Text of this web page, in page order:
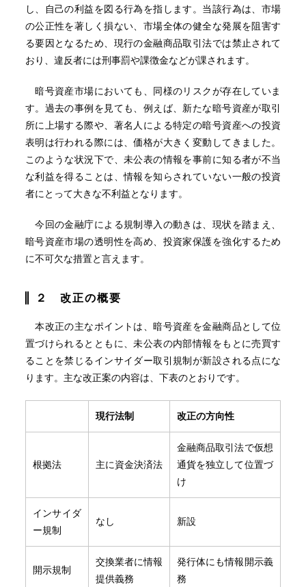
し、自己の利益を図る行為を指します。当該行為は、市場
の公正性を著しく損ない、市場全体の健全な発展を阻害す
る要因となるため、現行の金融商品取引法では禁止されて
おり、違反者には刑事罰や課徴金などが課されます。
暗号資産市場においても、同様のリスクが存在していま
す。過去の事例を見ても、例えば、新たな暗号資産が取引
所に上場する際や、著名人による特定の暗号資産への投資
表明は行われる際には、価格が大きく変動してきました。
このような状況下で、未公表の情報を事前に知る者が不当
な利益を得ることは、情報を知らされていない一般の投資
者にとって大きな不利益となります。
今回の金融庁による規制導入の動きは、現状を踏まえ、
暗号資産市場の透明性を高め、投資家保護を強化するため
に不可欠な措置と言えます。
２ 改正の概要
本改正の主なポイントは、暗号資産を金融商品として位
置づけられるとともに、未公表の内部情報をもとに売買す
ることを禁じるインサイダー取引規制が新設される点にな
ります。主な改正案の内容は、下表のとおりです。
現行法制 改正の方向性
根拠法 主に資金決済法
金融商品取引法で仮想
通貨を独立して位置づ
け
インサイダ
ー規制
なし 新設
開示規制
交換業者に情報
提供義務
発行体にも情報開示義
務